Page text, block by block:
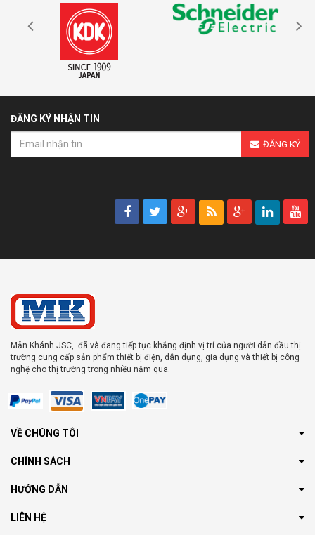
ĐĂNG KÝ NHẬN TIN
ĐĂNG KÝ
Mẫn Khánh JSC,. đã và đang tiếp tục khẳng định vị trí của người dẫn đầu thị
trường cung cấp sản phẩm thiết bị điện, dân dụng, gia dụng và thiết bị công
nghệ cho thị trường trong nhiều năm qua.
VỀ CHÚNG TÔI
CHÍNH SÁCH
HƯỚNG DẪN
LIÊN HỆ